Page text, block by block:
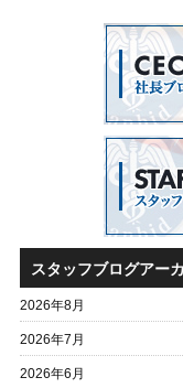
スタッフブログアー
2026年8月
2026年7月
2026年6月